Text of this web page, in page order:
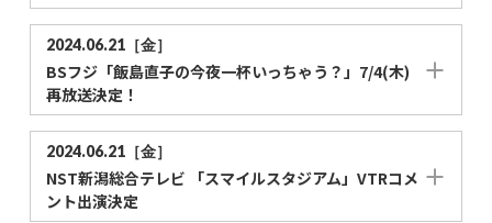
2024.06.21［金］
BSフジ「飯島直子の今夜一杯いっちゃう？」7/4(木)
再放送決定！
2024.06.21［金］
NST新潟総合テレビ 「スマイルスタジアム」VTRコメ
ント出演決定